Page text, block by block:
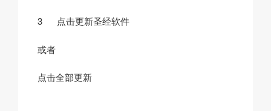
3 点击更新圣经软件
或者
点击全部更新